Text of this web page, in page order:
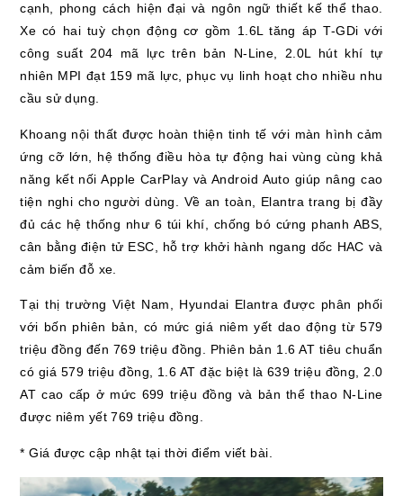
cạnh, phong cách hiện đại và ngôn ngữ thiết kế thể thao.
Xe có hai tuỳ chọn động cơ gồm 1.6L tăng áp T-GDi với
công suất 204 mã lực trên bản N-Line, 2.0L hút khí tự
nhiên MPI đạt 159 mã lực, phục vụ linh hoạt cho nhiều nhu
cầu sử dụng.
Khoang nội thất được hoàn thiện tinh tế với màn hình cảm
ứng cỡ lớn, hệ thống điều hòa tự động hai vùng cùng khả
năng kết nối Apple CarPlay và Android Auto giúp nâng cao
tiện nghi cho người dùng. Về an toàn, Elantra trang bị đầy
đủ các hệ thống như 6 túi khí, chống bó cứng phanh ABS,
cân bằng điện tử ESC, hỗ trợ khởi hành ngang dốc HAC và
cảm biến đỗ xe.
Tại thị trường Việt Nam, Hyundai Elantra được phân phối
với bốn phiên bản, có mức giá niêm yết dao động từ 579
triệu đồng đến 769 triệu đồng. Phiên bản 1.6 AT tiêu chuẩn
có giá 579 triệu đồng, 1.6 AT đặc biệt là 639 triệu đồng, 2.0
AT cao cấp ở mức 699 triệu đồng và bản thể thao N-Line
được niêm yết 769 triệu đồng.
* Giá được cập nhật tại thời điểm viết bài.